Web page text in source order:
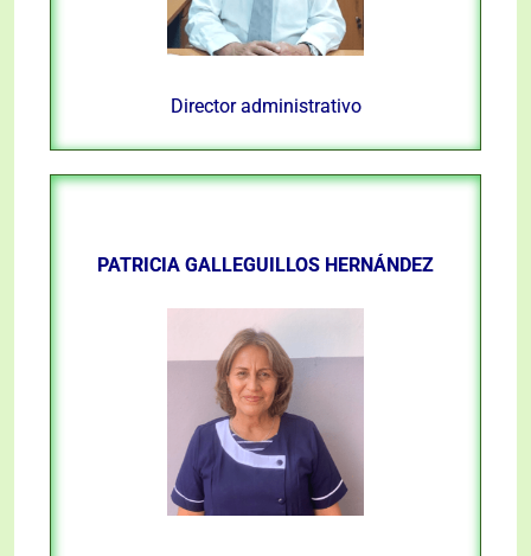
Director administrativo
PATRICIA GALLEGUILLOS HERNÁNDEZ